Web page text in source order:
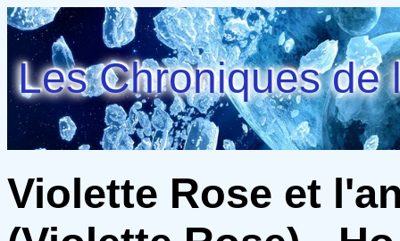
Les Chroniques de
Violette Rose et